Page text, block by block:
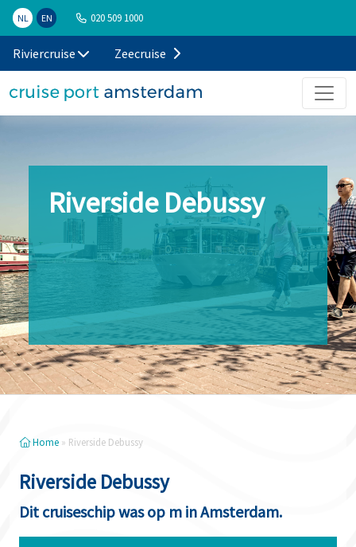
NL EN 020 509 1000
Riviercruise Zeecruise
Riverside Debussy
Home » Riverside Debussy
Riverside Debussy
Dit cruiseschip was op m in Amsterdam.